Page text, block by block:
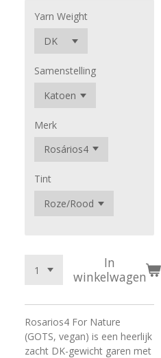
Yarn Weight
Samenstelling
Merk
Tint
In
winkelwagen
Rosarios4 For Nature
(GOTS, vegan) is een heerlijk
zacht DK-gewicht garen met